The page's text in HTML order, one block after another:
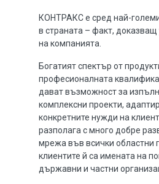
КОНТРАКС е сред най-
в страната – факт,
на компанията.
Богатият спектър от
професионалната
дават възможност за
комплексни проекти,
конкретните нужди на
разполага с много добре
мрежа във всички областни
клиентите й са имената на
държавни и частни